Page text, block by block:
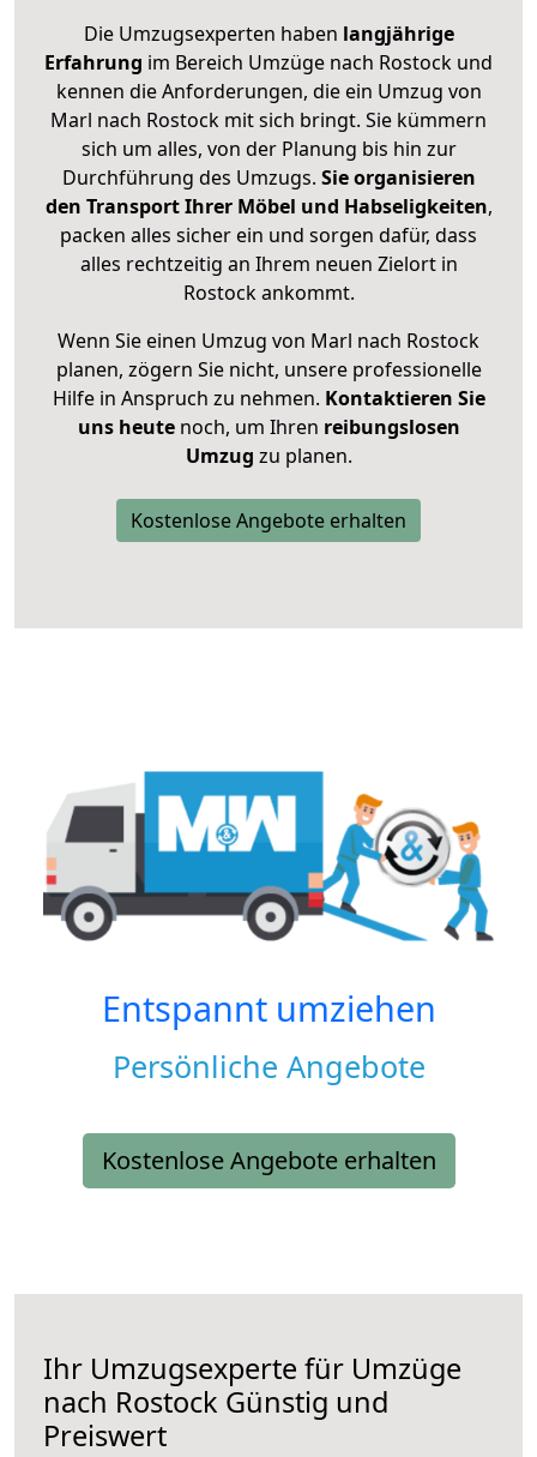
Die Umzugsexperten haben langjährige
Erfahrung im Bereich Umzüge nach Rostock und
kennen die Anforderungen, die ein Umzug von
Marl nach Rostock mit sich bringt. Sie kümmern
sich um alles, von der Planung bis hin zur
Durchführung des Umzugs. Sie organisieren
den Transport Ihrer Möbel und Habseligkeiten,
packen alles sicher ein und sorgen dafür, dass
alles rechtzeitig an Ihrem neuen Zielort in
Rostock ankommt.
Wenn Sie einen Umzug von Marl nach Rostock
planen, zögern Sie nicht, unsere professionelle
Hilfe in Anspruch zu nehmen. Kontaktieren Sie
uns heutenoch, um Ihren reibungslosen
Umzug zu planen.
Kostenlose Angebote erhalten
Entspannt umziehen
Persönliche Angebote
Kostenlose Angebote erhalten
Ihr Umzugsexperte für Umzüge
nach Rostock Günstig und
Preiswert